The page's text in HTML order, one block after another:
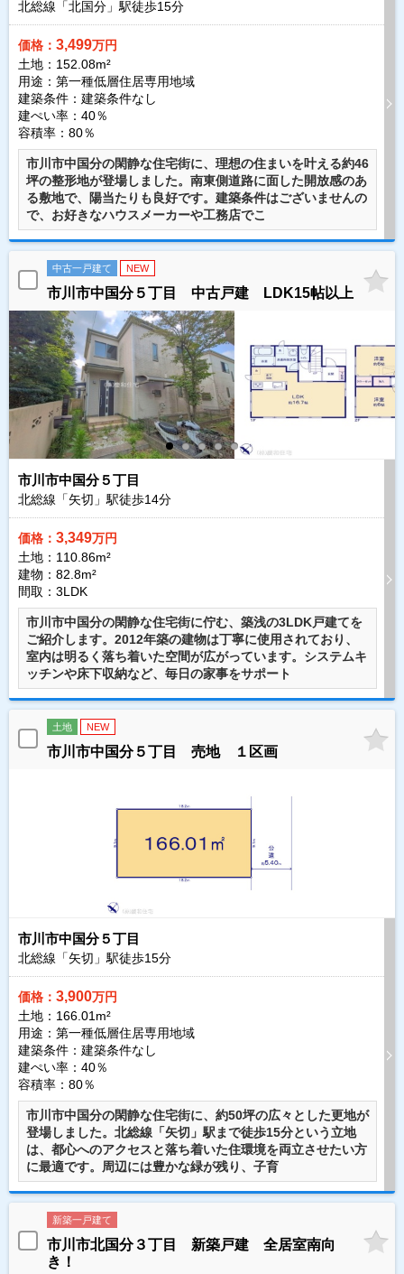
北総線「北国分」駅徒歩15分
価格： 3,499万円
土地：152.08m²
用途：第一種低層住居専用地域
建築条件： 建築条件なし
建ぺい率：40％
容積率：80％
市川市中国分の閑静な住宅街に、理想の住まいを叶える約46
坪の整形地が登場しました。南東側道路に面した開放感のあ
る敷地で、陽当たりも良好です。建築条件はございませんの
で、お好きなハウスメーカーや工務店でこ
中古一戸建て NEW
市川市中国分５丁目 中古戸建 LDK15帖以上
市川市中国分５丁目
北総線「矢切」駅徒歩14分
価格： 3,349万円
土地：110.86m²
建物：82.8m²
間取：3LDK
市川市中国分の閑静な住宅街に佇む、築浅の3LDK戸建てを
ご紹介します。2012年築の建物は丁寧に使用されており、
室内は明るく落ち着いた空間が広がっています。システムキ
ッチンや床下収納など、毎日の家事をサポート
土地 NEW
市川市中国分５丁目 売地 １区画
市川市中国分５丁目
北総線「矢切」駅徒歩15分
価格： 3,900万円
土地：166.01m²
用途：第一種低層住居専用地域
建築条件： 建築条件なし
建ぺい率：40％
容積率：80％
市川市中国分の閑静な住宅街に、約50坪の広々とした更地が
登場しました。北総線「矢切」駅まで徒歩15分という立地
は、都心へのアクセスと落ち着いた住環境を両立させたい方
に最適です。周辺には豊かな緑が残り、子育
新築一戸建て
市川市北国分３丁目 新築戸建 全居室南向
き！